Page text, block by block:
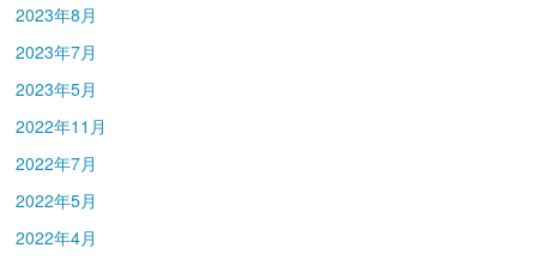
2023年8月
2023年7月
2023年5月
2022年11月
2022年7月
2022年5月
2022年4月